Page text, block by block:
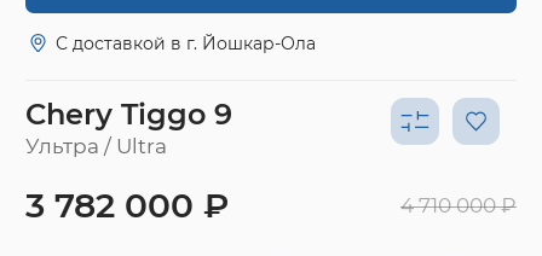
С доставкой в г. Йошкар-Ола
Chery Tiggo 9
Ультра / Ultra
3 782 000 ₽ 4 710 000 ₽